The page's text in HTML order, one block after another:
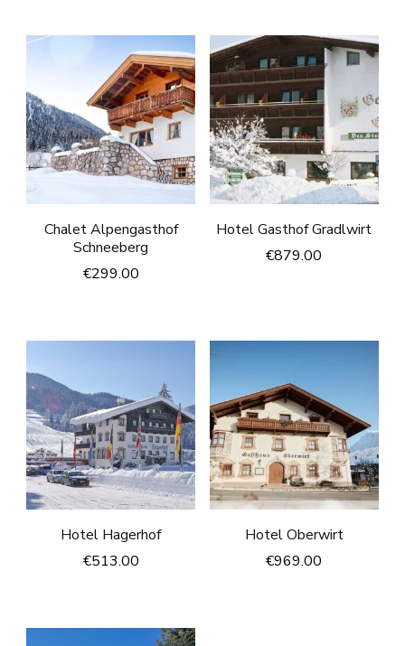
Chalet Alpengasthof
Schneeberg
€299.00
Hotel Gasthof Gradlwirt
€879.00
Hotel Hagerhof
€513.00
Hotel Oberwirt
€969.00